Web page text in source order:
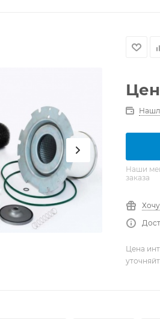
Наши
заказа
Цена